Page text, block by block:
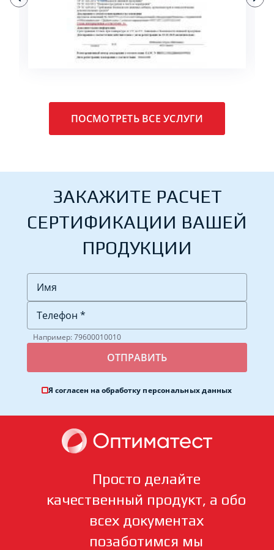
ПОДРОБНЕЕ
ПОСМОТРЕТЬ ВСЕ УСЛУГИ
ЗАКАЖИТЕ РАСЧЕТ
СЕРТИФИКАЦИИ ВАШЕЙ
ПРОДУКЦИИ
Например: 79600010010
Я согласен на обработку персональных данных
Просто делайте
качественный продукт, а обо
всех документах
позаботимся мы